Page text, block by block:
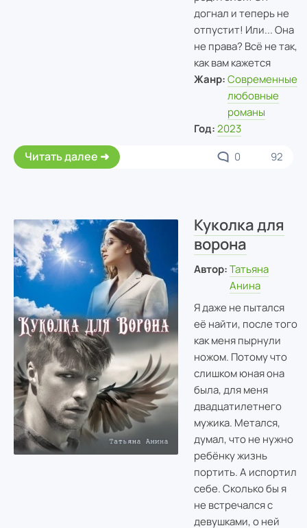
догнал и теперь не
отпустит! Или... Она
не права? Всё не так,
как вам кажется
Жанр: Современные
любовные
романы
Год: 2023
Читать далее 0 92
Куколка для
ворона
Автор: Татьяна
Анина
Я даже не пытался
её найти, после того
как меня пырнули
ножом. Потому что
слишком юная она
была, для меня
двадцатилетнего
мужика. Метался,
думал, что не нужно
ребёнку жизнь
портить. А испортил
себе. Сколько бы я
не встречался с
девушками, о ней